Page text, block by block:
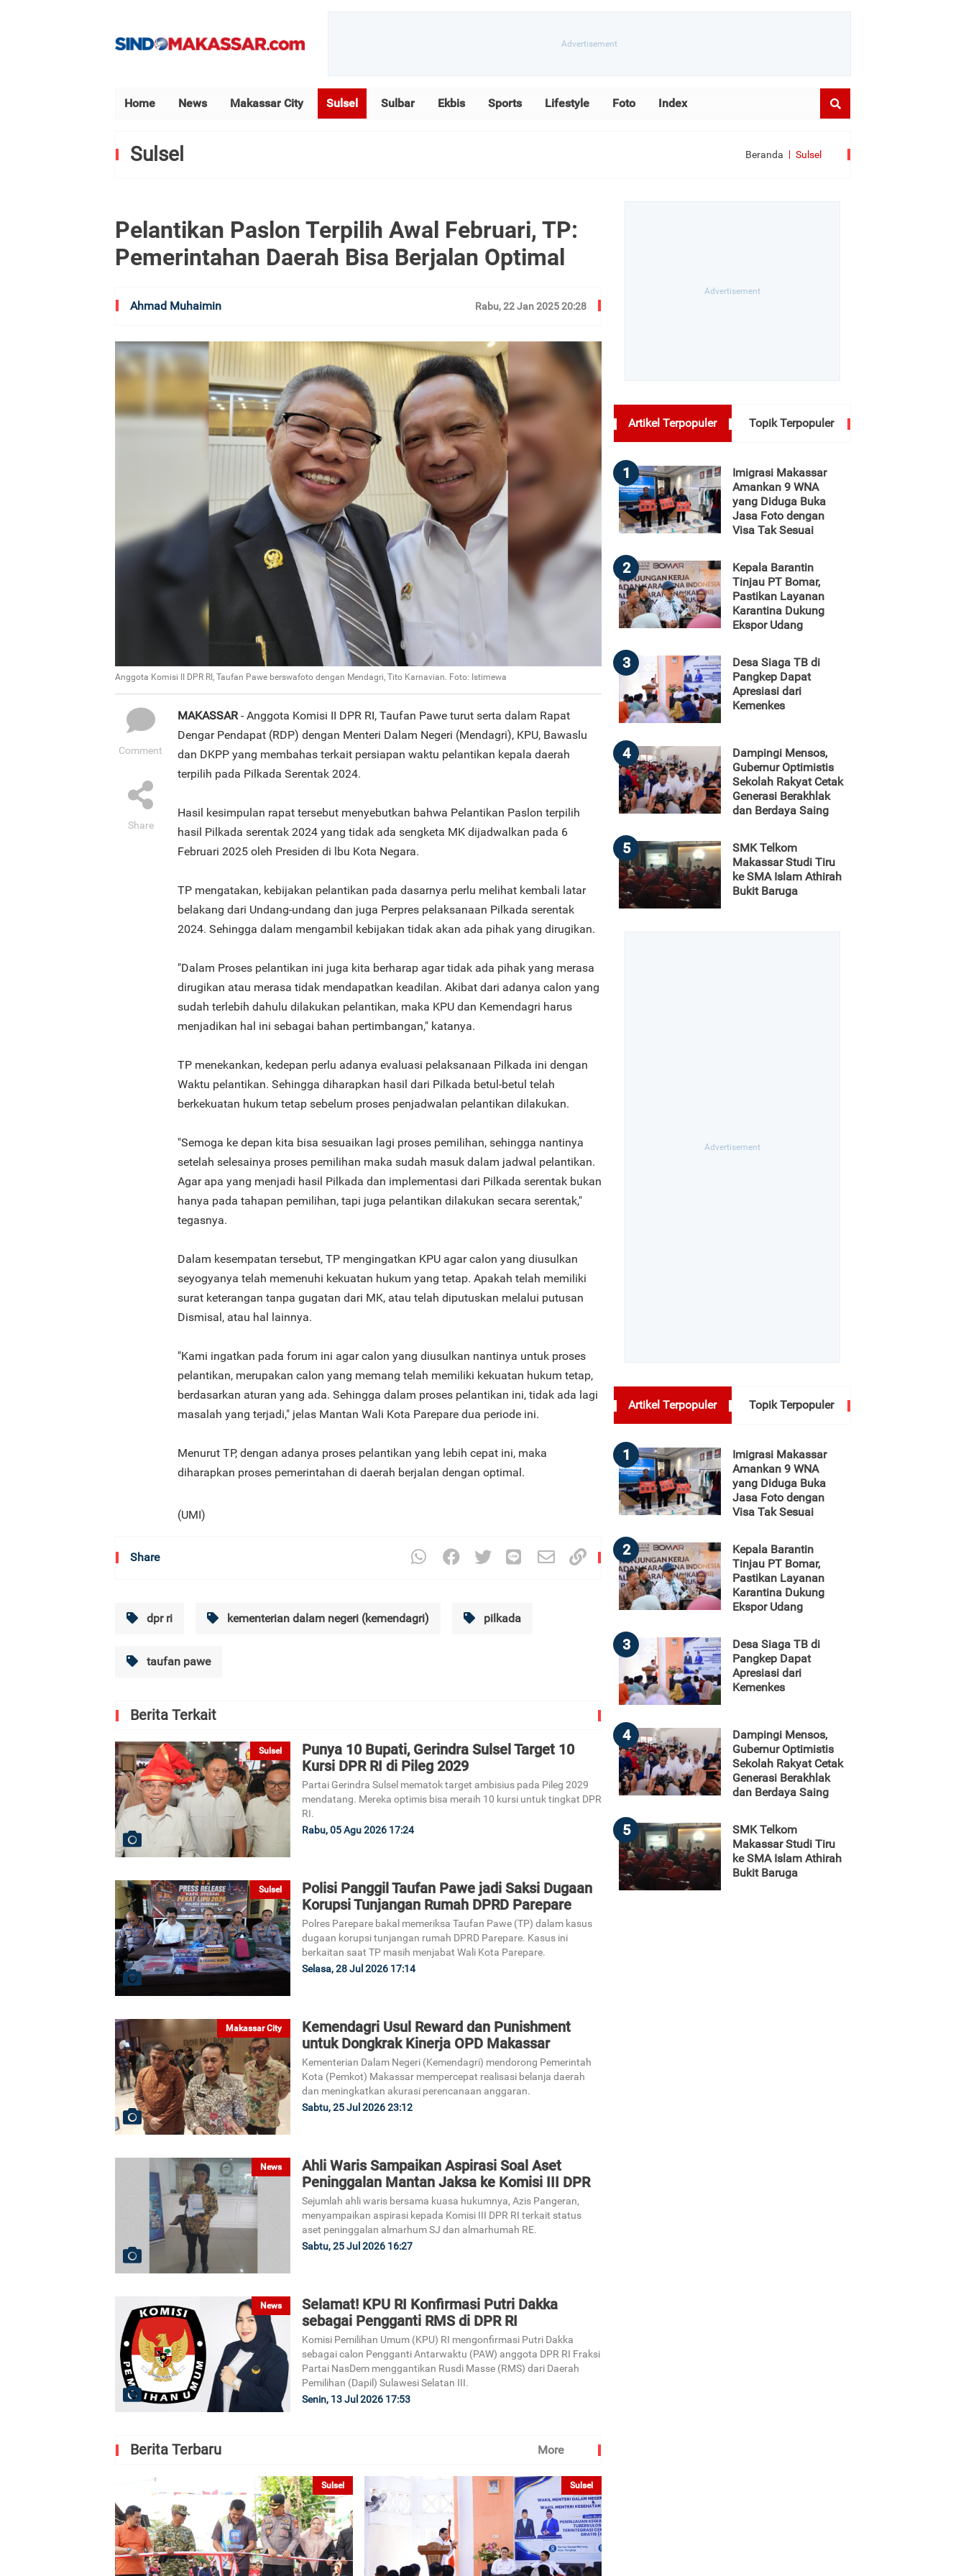
Home News Makassar City Sulsel Sulbar Ekbis Sports Lifestyle Foto Index
Sulsel Beranda Sulsel
Pelantikan Paslon Terpilih Awal Februari, TP:
Pemerintahan Daerah Bisa Berjalan Optimal
Ahmad Muhaimin Rabu, 22 Jan 2025 20:28
Anggota Komisi II DPR RI, Taufan Pawe berswafoto dengan Mendagri, Tito Karnavian. Foto: Istimewa
Comment
Share
MAKASSAR- Anggota Komisi II DPR RI, Taufan Pawe turut serta dalam Rapat
Dengar Pendapat (RDP) dengan Menteri Dalam Negeri (Mendagri), KPU, Bawaslu
dan DKPP yang membahas terkait persiapan waktu pelantikan kepala daerah
terpilih pada Pilkada Serentak 2024.
Hasil kesimpulan rapat tersebut menyebutkan bahwa Pelantikan Paslon terpilih
hasil Pilkada serentak 2024 yang tidak ada sengketa MK dijadwalkan pada 6
Februari 2025 oleh Presiden di lbu Kota Negara.
TP mengatakan, kebijakan pelantikan pada dasarnya perlu melihat kembali latar
belakang dari Undang-undang dan juga Perpres pelaksanaan Pilkada serentak
2024. Sehingga dalam mengambil kebijakan tidak akan ada pihak yang dirugikan.
"Dalam Proses pelantikan ini juga kita berharap agar tidak ada pihak yang merasa
dirugikan atau merasa tidak mendapatkan keadilan. Akibat dari adanya calon yang
sudah terlebih dahulu dilakukan pelantikan, maka KPU dan Kemendagri harus
menjadikan hal ini sebagai bahan pertimbangan," katanya.
TP menekankan, kedepan perlu adanya evaluasi pelaksanaan Pilkada ini dengan
Waktu pelantikan. Sehingga diharapkan hasil dari Pilkada betul-betul telah
berkekuatan hukum tetap sebelum proses penjadwalan pelantikan dilakukan.
"Semoga ke depan kita bisa sesuaikan lagi proses pemilihan, sehingga nantinya
setelah selesainya proses pemilihan maka sudah masuk dalam jadwal pelantikan.
Agar apa yang menjadi hasil Pilkada dan implementasi dari Pilkada serentak bukan
hanya pada tahapan pemilihan, tapi juga pelantikan dilakukan secara serentak,"
tegasnya.
Dalam kesempatan tersebut, TP mengingatkan KPU agar calon yang diusulkan
seyogyanya telah memenuhi kekuatan hukum yang tetap. Apakah telah memiliki
surat keterangan tanpa gugatan dari MK, atau telah diputuskan melalui putusan
Dismisal, atau hal lainnya.
"Kami ingatkan pada forum ini agar calon yang diusulkan nantinya untuk proses
pelantikan, merupakan calon yang memang telah memiliki kekuatan hukum tetap,
berdasarkan aturan yang ada. Sehingga dalam proses pelantikan ini, tidak ada lagi
masalah yang terjadi," jelas Mantan Wali Kota Parepare dua periode ini.
Menurut TP, dengan adanya proses pelantikan yang lebih cepat ini, maka
diharapkan proses pemerintahan di daerah berjalan dengan optimal.
(UMI)
Share
dpr ri kementerian dalam negeri (kemendagri) pilkada
taufan pawe
Berita Terkait
Sulsel
Punya 10 Bupati, Gerindra Sulsel Target 10
Kursi DPR RI di Pileg 2029
Partai Gerindra Sulsel mematok target ambisius pada Pileg 2029
mendatang. Mereka optimis bisa meraih 10 kursi untuk tingkat DPR
RI.
Rabu, 05 Agu 2026 17:24
Sulsel
Polisi Panggil Taufan Pawe jadi Saksi Dugaan
Korupsi Tunjangan Rumah DPRD Parepare
Polres Parepare bakal memeriksa Taufan Pawe (TP) dalam kasus
dugaan korupsi tunjangan rumah DPRD Parepare. Kasus ini
berkaitan saat TP masih menjabat Wali Kota Parepare.
Selasa, 28 Jul 2026 17:14
Makassar City
Kemendagri Usul Reward dan Punishment
untuk Dongkrak Kinerja OPD Makassar
Kementerian Dalam Negeri (Kemendagri) mendorong Pemerintah
Kota (Pemkot) Makassar mempercepat realisasi belanja daerah
dan meningkatkan akurasi perencanaan anggaran.
Sabtu, 25 Jul 2026 23:12
News
Ahli Waris Sampaikan Aspirasi Soal Aset
Peninggalan Mantan Jaksa ke Komisi III DPR
Sejumlah ahli waris bersama kuasa hukumnya, Azis Pangeran,
menyampaikan aspirasi kepada Komisi III DPR RI terkait status
aset peninggalan almarhum SJ dan almarhumah RE.
Sabtu, 25 Jul 2026 16:27
News
Selamat! KPU RI Konfirmasi Putri Dakka
sebagai Pengganti RMS di DPR RI
Komisi Pemilihan Umum (KPU) RI mengonfirmasi Putri Dakka
sebagai calon Pengganti Antarwaktu (PAW) anggota DPR RI Fraksi
Partai NasDem menggantikan Rusdi Masse (RMS) dari Daerah
Pemilihan (Dapil) Sulawesi Selatan III.
Senin, 13 Jul 2026 17:53
Berita Terbaru More
Sulsel Sulsel
Artikel Terpopuler Topik Terpopuler
1
Imigrasi Makassar
Amankan 9 WNA
yang Diduga Buka
Jasa Foto dengan
Visa Tak Sesuai
2
Kepala Barantin
Tinjau PT Bomar,
Pastikan Layanan
Karantina Dukung
Ekspor Udang
3
Desa Siaga TB di
Pangkep Dapat
Apresiasi dari
Kemenkes
4
Dampingi Mensos,
Gubernur Optimistis
Sekolah Rakyat Cetak
Generasi Berakhlak
dan Berdaya Saing
5
SMK Telkom
Makassar Studi Tiru
ke SMA Islam Athirah
Bukit Baruga
Artikel Terpopuler Topik Terpopuler
1
Imigrasi Makassar
Amankan 9 WNA
yang Diduga Buka
Jasa Foto dengan
Visa Tak Sesuai
2
Kepala Barantin
Tinjau PT Bomar,
Pastikan Layanan
Karantina Dukung
Ekspor Udang
3
Desa Siaga TB di
Pangkep Dapat
Apresiasi dari
Kemenkes
4
Dampingi Mensos,
Gubernur Optimistis
Sekolah Rakyat Cetak
Generasi Berakhlak
dan Berdaya Saing
5
SMK Telkom
Makassar Studi Tiru
ke SMA Islam Athirah
Bukit Baruga